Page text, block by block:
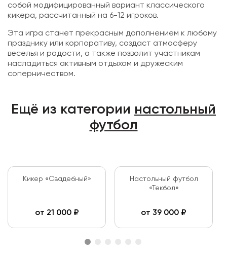
собой модифицированный вариант классического
кикера, рассчитанный на 6-12 игроков.
Эта игра станет прекрасным дополнением к любому
празднику или корпоративу, создаст атмосферу
веселья и радости, а также позволит участникам
насладиться активным отдыхом и дружеским
соперничеством.
Ещё из категории настольный
футбол
Кикер «Свадебный»
от 21 000₽
Настольный футбол
«Текбол»
от 39 000 ₽